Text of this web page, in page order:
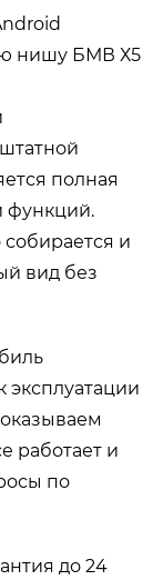
нишу БМВ Х5
полная
функций.
собирается и
вид без
эксплуатации
работает и
по
до 24